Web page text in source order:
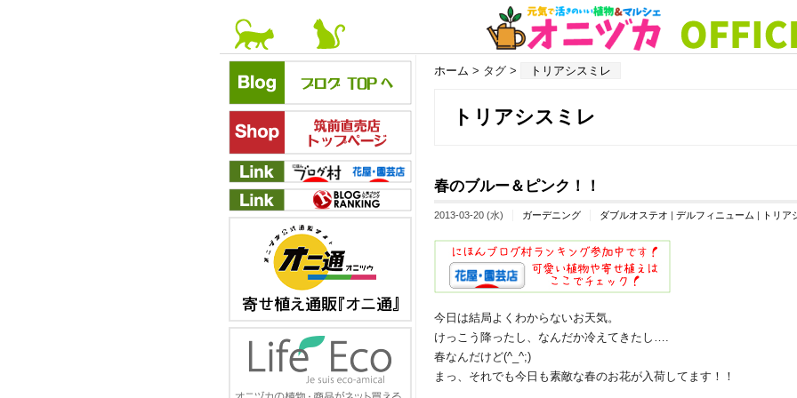
ホーム > タグ > トリアシスミレ
トリアシスミレ
春のブルー＆ピンク！！
2013-03-20 (水) ガーデニング ダブルオステオ デルフィニューム トリア
今日は結局よくわからないお天気。
けっこう降ったし、なんだか冷えてきたし….
春なんだけど(^_^;)
まっ、それでも今日も素敵な春のお花が入荷してます！！